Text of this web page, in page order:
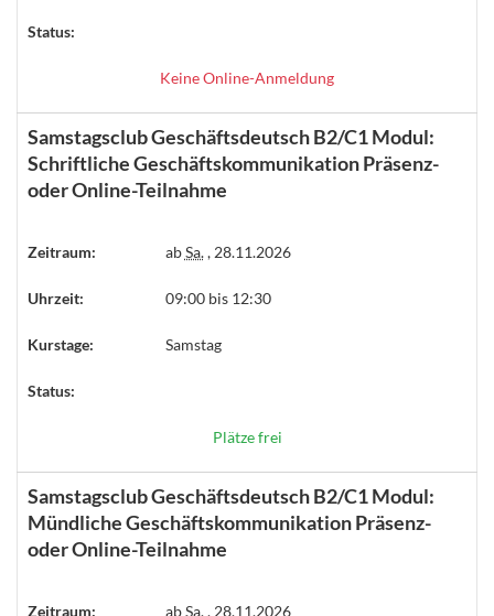
Status:
Keine Online-Anmeldung
Samstagsclub Geschäftsdeutsch B2/C1 Modul:
Schriftliche Geschäftskommunikation Präsenz-
oder Online-Teilnahme
Zeitraum: abSa., 28.11.2026
Uhrzeit: 09:00 bis 12:30
Kurstage: Samstag
Status:
Plätze frei
Samstagsclub Geschäftsdeutsch B2/C1 Modul:
Mündliche Geschäftskommunikation Präsenz-
oder Online-Teilnahme
Zeitraum: abSa., 28.11.2026